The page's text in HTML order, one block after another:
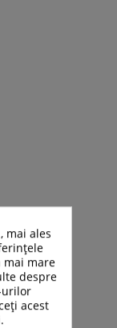
mai ales
mai mare
despre
urilor
acest